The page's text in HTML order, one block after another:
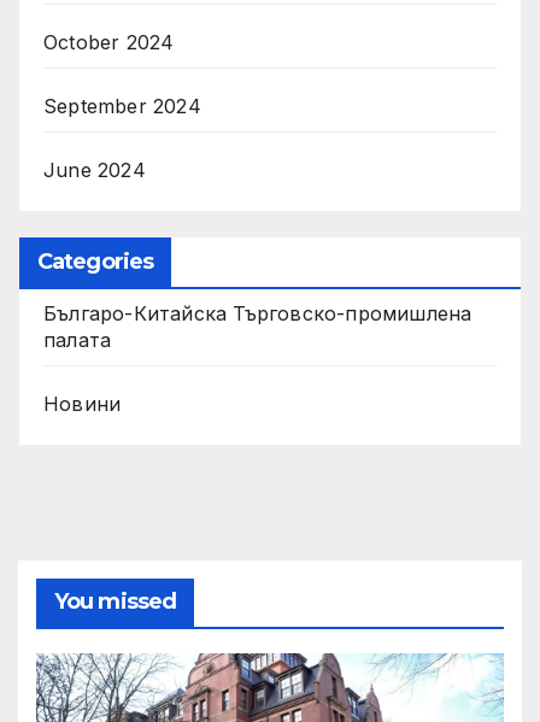
October 2024
September 2024
June 2024
Categories
Българо-Китайска Търговско-промишлена
палaта
Новини
You missed